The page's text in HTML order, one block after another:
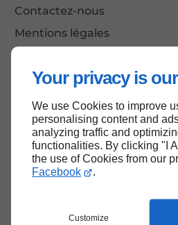
Your privacy is
We use Cookies to improve
personalising content and
analyzing traffic and
functionalities. By clicking "I
the use of Cookies from our
Facebook
.
Customize
Contactez-nous
Mentions légales
Haut de